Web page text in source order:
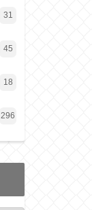
31
45
18
296